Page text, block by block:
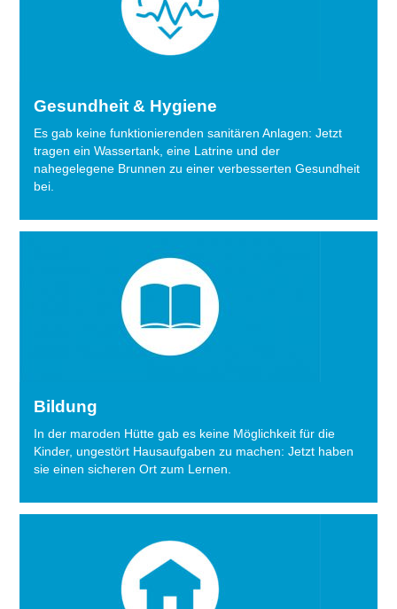
Gesundheit & Hygiene
Es gab keine funktionierenden sanitären Anlagen: Jetzt
tragen ein Wassertank, eine Latrine und der
nahegelegene Brunnen zu einer verbesserten Gesundheit
bei.
Bildung
In der maroden Hütte gab es keine Möglichkeit für die
Kinder, ungestört Hausaufgaben zu machen: Jetzt haben
sie einen sicheren Ort zum Lernen.